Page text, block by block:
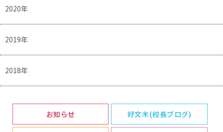
2020年
2019年
2018年
お知らせ 好文木(校長ブログ)